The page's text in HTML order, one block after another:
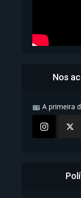
Nos
A primeira